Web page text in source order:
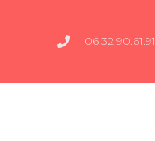
06.32.90.61.91